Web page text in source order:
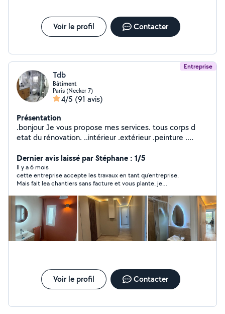
Voir le profil Contacter
Entreprise
Tdb
Bâtiment
Paris (Necker 7)
4/5 (91 avis)
Présentation
.bonjour Je vous propose mes services. tous corps d
etat du rénovation. ..intérieur .extérieur .peinture .
.ravalement .isolation .façade.
Dernier avis laissé par Stéphane : 1/5
Il y a 6 mois
cette entreprise accepte les travaux en tant qu'entreprise.
Mais fait lea chantiers sans facture et vous plante. je
Voir le profil Contacter